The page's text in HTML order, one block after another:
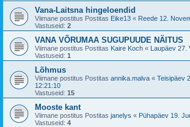
Vana-Laitsna hingeloendid
Viimane postitus Postitas Eike13 « Reede 12.
Vastuseid: 2
VANA VÕRUMAA SUGUPUUDE NÄITUS
Viimane postitus Postitas Kaire Koch « Laupäev 27.
Vastuseid: 1
Lõhmus
Viimane postitus Postitas annika.malva « Teisipäev
12:21:10
Vastuseid: 15
Mooste kant
Viimane postitus Postitas janelys « Pühapäev 19.
Vastuseid: 4